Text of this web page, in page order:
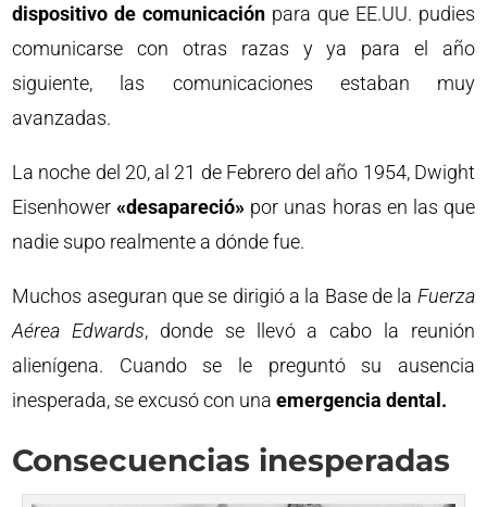
dispositivo de comunicación para que EE.UU. pudies
comunicarse con otras razas y ya para el año
siguiente, las comunicaciones estaban muy
avanzadas.
La noche del 20, al 21 de Febrero del año 1954, Dwight
Eisenhower«desapareció» por unas horas en las que
nadie supo realmente a dónde fue.
Muchos aseguran que se dirigió a la Base de la Fuerza
Aérea Edwards, donde se llevó a cabo la reunión
alienígena. Cuando se le preguntó su ausencia
inesperada, se excusó con unaemergencia dental.
Consecuencias inesperadas